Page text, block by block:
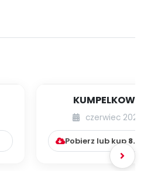
KUMPELKOWO
czerwiec 2026
Pobierz lub kup